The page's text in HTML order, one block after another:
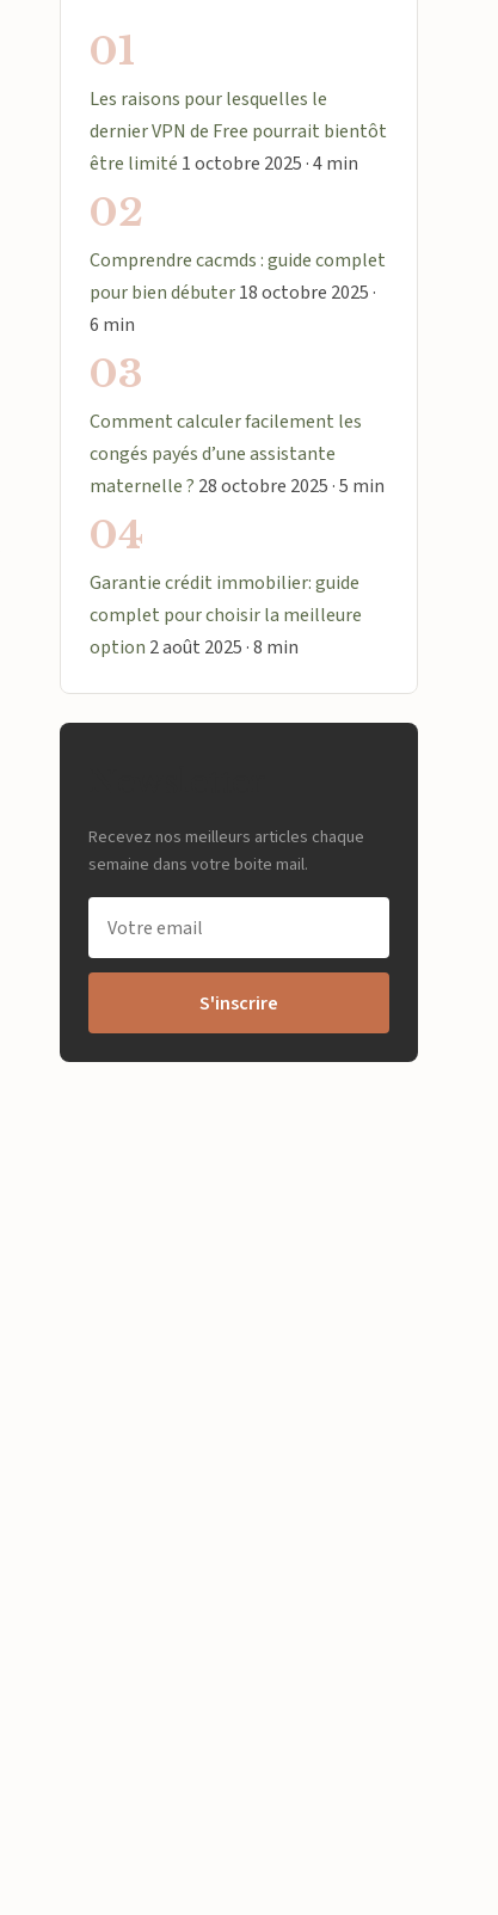
01
Les raisons pour lesquelles le
dernier VPN de Free pourrait bientôt
être limité 1 octobre 2025 · 4 min
02
Comprendre cacmds : guide complet
pour bien débuter18 octobre 2025 ·
6 min
03
Comment calculer facilement les
congés payés d’une assistante
maternelle ? 28 octobre 2025 · 5 min
04
Garantie crédit immobilier: guide
complet pour choisir la meilleure
option 2 août 2025 · 8 min
Recevez nos meilleurs articles chaque
semaine dans votre boite mail.
S'inscrire